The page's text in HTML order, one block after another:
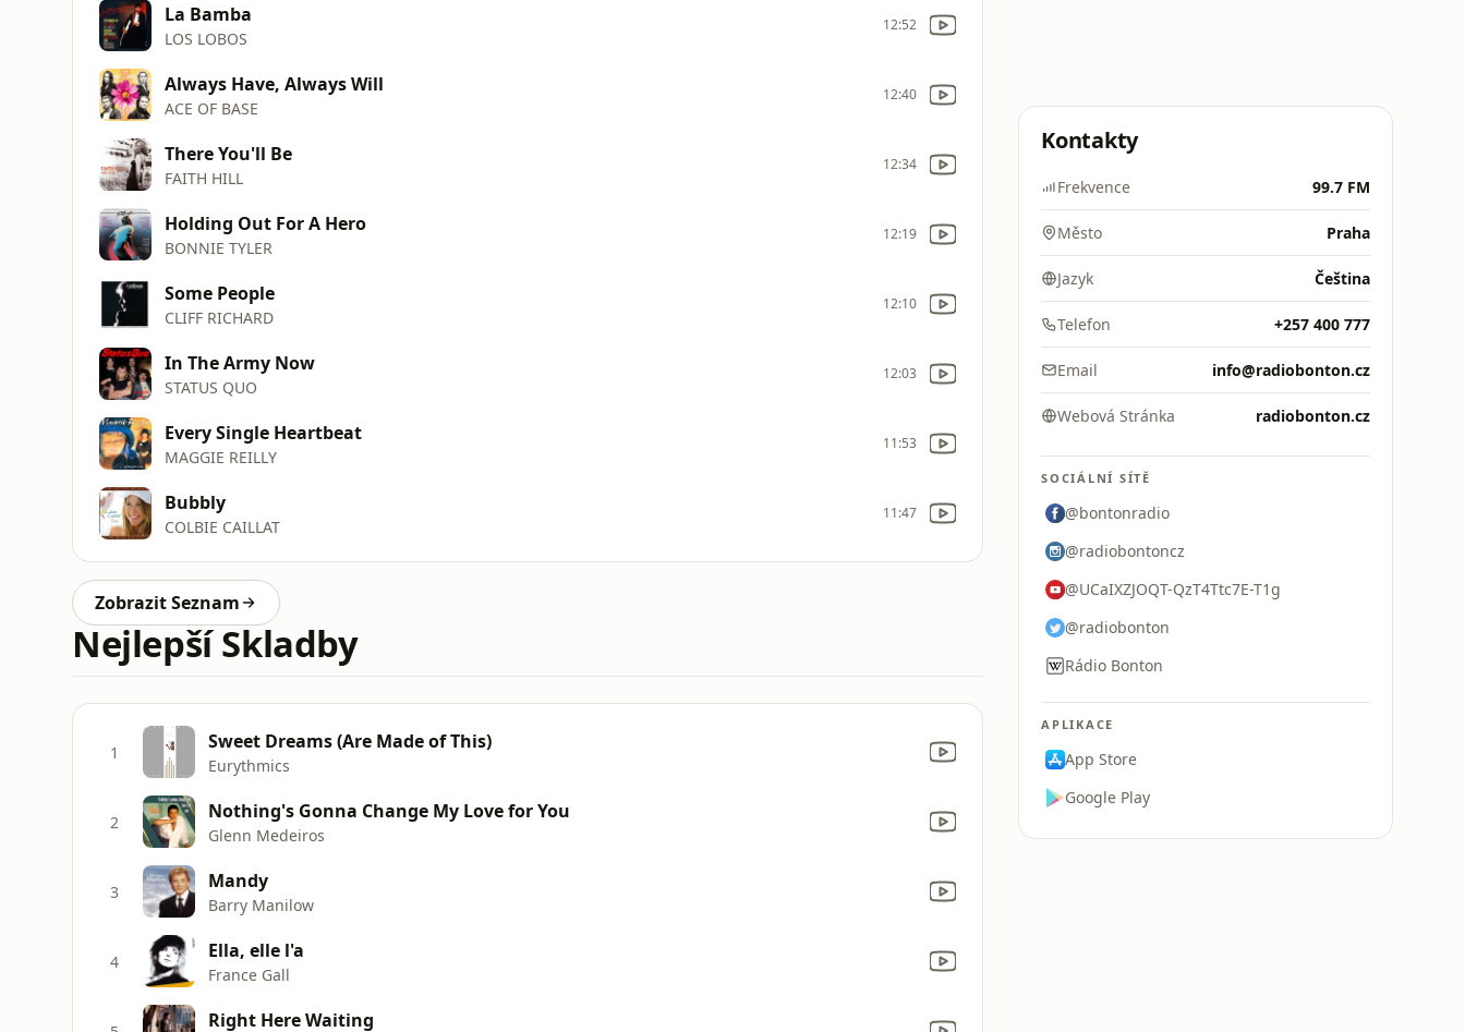
La Bamba
LOS LOBOS
12:52
Always Have, Always Will
ACE OF BASE
12:40
There You'll Be
FAITH HILL
12:34
Holding Out For A Hero
BONNIE TYLER
12:19
Some People
CLIFF RICHARD
12:10
In The Army Now
STATUS QUO
12:03
Every Single Heartbeat
MAGGIE REILLY
11:53
Bubbly
COLBIE CAILLAT
11:47
Zobrazit Seznam
Nejlepší Skladby
1 Sweet Dreams (Are Made of This)
Eurythmics
2 Nothing's Gonna Change My Love for You
Glenn Medeiros
3 Mandy
Barry Manilow
4 Ella, elle l'a
France Gall
Right Here Waiting
Kontakty
Frekvence 99.7 FM
Město Praha
Jazyk Čeština
Telefon +257 400 777
Email info@radiobonton.cz
Webová Stránka radiobonton.cz
SOCIÁLNÍ SÍTĚ
@bontonradio
@radiobontoncz
@UCaIXZJOQT-QzT4Ttc7E-T1g
@radiobonton
Rádio Bonton
APLIKACE
App Store
Google Play